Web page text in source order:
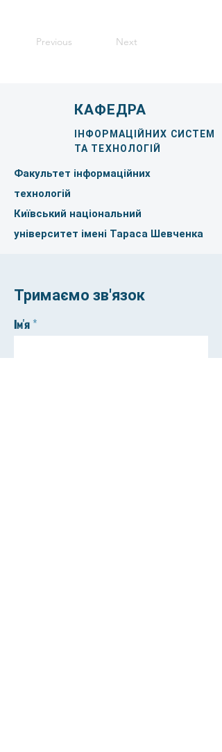
Previous Next
КАФЕДРА
ІНФОРМАЦІЙНИХ СИСТЕМ
ТА ТЕХНОЛОГІЙ
Факультет інформаційних
технологій
Київський національний
університет імені Тараса Шевченка
Тримаємо зв'язок
Ім'я